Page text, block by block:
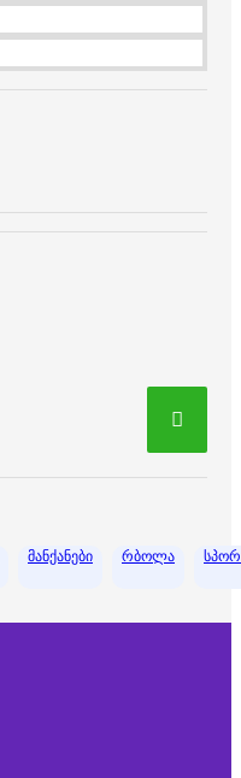
მანქანები რბოლა